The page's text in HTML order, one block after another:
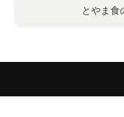
とやま食